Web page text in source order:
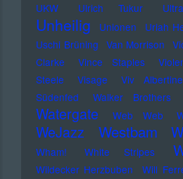
UKW Ulrich Tukur
Unheilig Unionen Uriah
Uschi Brüning Van Morrison
Clarke
Vince Staples
Steele
Visage Viv Albertine
Südenfed
Walker Brothers
Watergate Web Web
WeJazz Westbam
Wham!
White Stripes
Wildecker Herzbuben Will